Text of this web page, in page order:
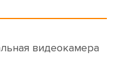
видеокамера